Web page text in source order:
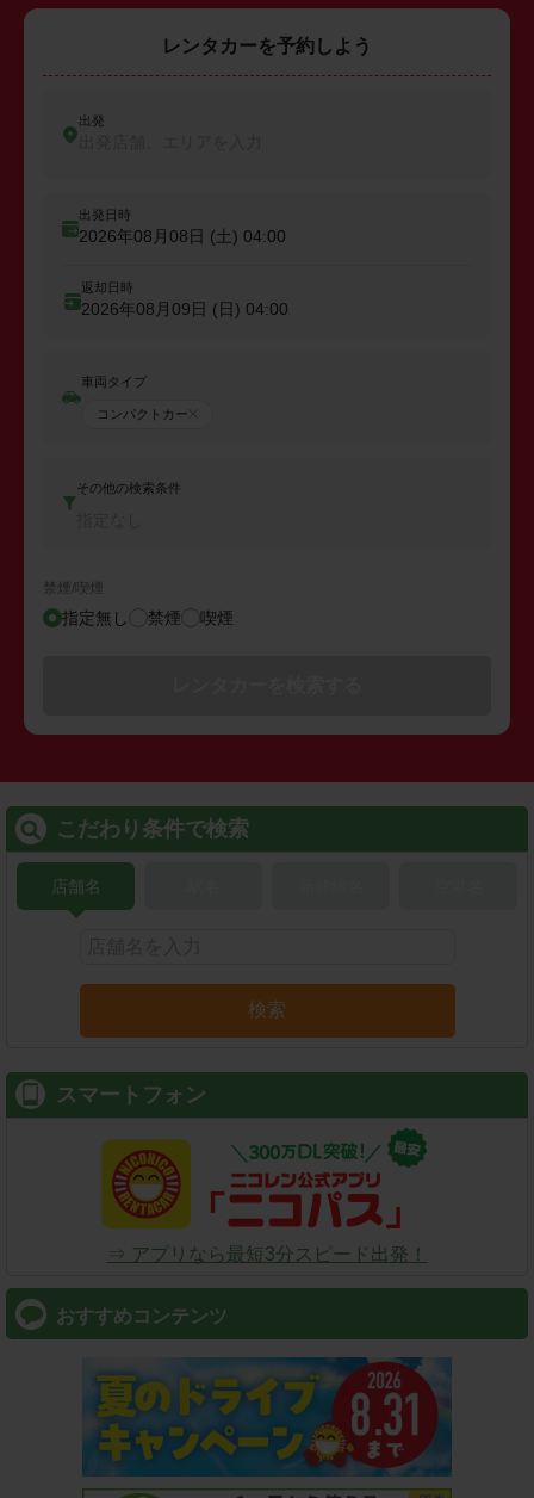
レンタカーを予約しよう
出発
出発日時
2026年08月08日 (土) 04:00
返却日時
2026年08月09日 (日) 04:00
車両タイプ
コンパクトカー
その他の検索条件
禁煙/喫煙
指定無し 禁煙 喫煙
こだわり条件で検索
店舗名
検索
スマートフォン
⇒ アプリなら最短3分スピード出発！
おすすめコンテンツ